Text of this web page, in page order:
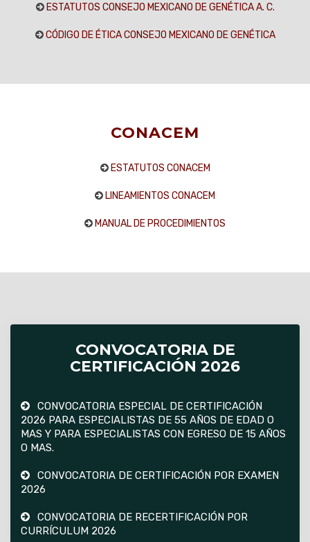
ESTATUTOS CONSEJO MEXICANO DE GENÉTICA A. C.
CÓDIGO DE ÉTICA CONSEJO MEXICANO DE GENÉTICA
CONACEM
ESTATUTOS CONACEM
LINEAMIENTOS CONACEM
MANUAL DE PROCEDIMIENTOS
CONVOCATORIA DE
CERTIFICACIÓN 2026
CONVOCATORIA ESPECIAL DE CERTIFICACIÓN
2026 PARA ESPECIALISTAS DE 55 AÑOS DE EDAD O
MAS Y PARA ESPECIALISTAS CON EGRESO DE 15 AÑOS
O MAS.
CONVOCATORIA DE CERTIFICACIÓN POR EXAMEN
2026
CONVOCATORIA DE RECERTIFICACIÓN POR
CURRÍCULUM 2026